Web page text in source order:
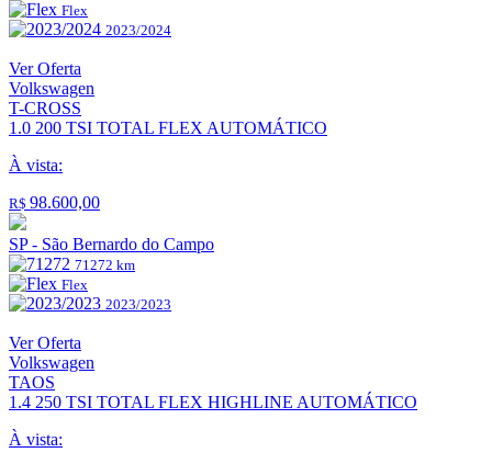
Flex
2023/2024
Ver Oferta
Volkswagen
T-CROSS
1.0 200 TSI TOTAL FLEX AUTOMÁTICO
À vista:
R$ 98.600,00
SP - São Bernardo do Campo
71272 km
Flex
2023/2023
Ver Oferta
Volkswagen
TAOS
1.4 250 TSI TOTAL FLEX HIGHLINE AUTOMÁTICO
À vista: